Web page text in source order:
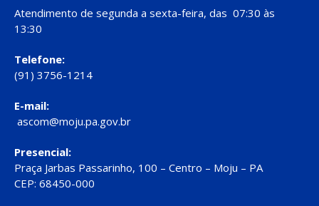
Atendimento de segunda a sexta-feira, das 07:30 às
13:30
Telefone:
(91) 3756-1214
E-mail:
ascom@moju.pa.gov.br
Presencial:
Praça Jarbas Passarinho, 100 – Centro – Moju – PA
CEP: 68450-000